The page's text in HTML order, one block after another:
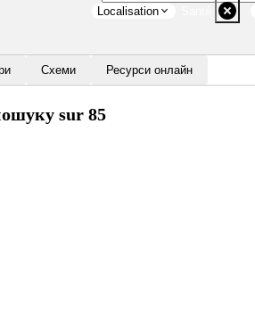
Localisation
Схеми Ресурси онлайн
sur 85